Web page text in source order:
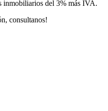
inmobiliarios del 3% más IVA.
consultanos!